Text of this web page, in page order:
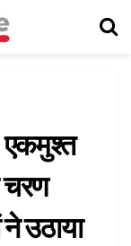
एकमुश्त
चरण
उठाया